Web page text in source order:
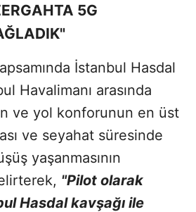
5G
İstanbul Hasdal
Havalimanı arasında
ve yol konforunun en üst
ve seyahat süresinde
yaşanmasının
"Pilot olarak
Hasdal kavşağı ile